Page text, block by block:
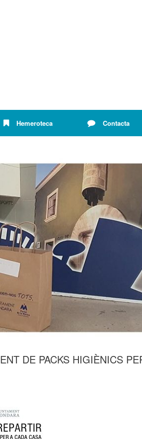
Hemeroteca Contacta
DE PACKS HIGIÈNICS